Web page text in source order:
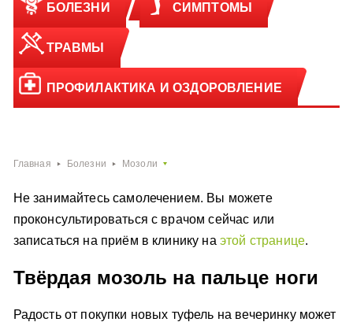
БОЛЕЗНИ СИМПТОМЫ
ТРАВМЫ
ПРОФИЛАКТИКА И ОЗДОРОВЛЕНИЕ
Главная Болезни Мозоли
Не занимайтесь самолечением. Вы можете
проконсультироваться с врачом сейчас или
записаться на приём в клинику на этой странице.
Твёрдая мозоль на пальце ноги
Радость от покупки новых туфель на вечеринку может